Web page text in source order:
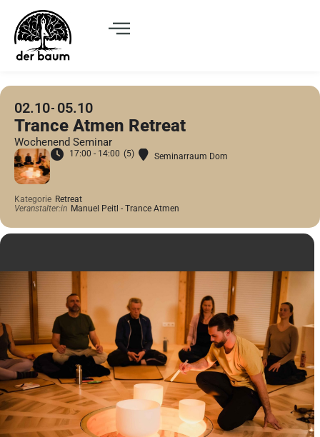
02.10 05.10
Trance Atmen Retreat
Wochenend Seminar
17:00 - 14:00 (5) Seminarraum Dom
Kategorie Retreat
Veranstalter:in Manuel Peitl - Trance Atmen